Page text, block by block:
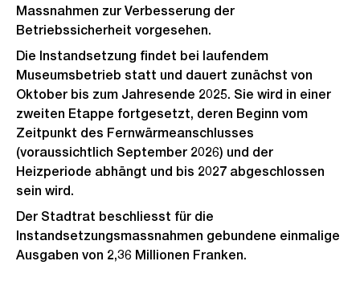
Massnahmen zur Verbesserung der
Betriebssicherheit vorgesehen.
Die Instandsetzung findet bei laufendem
Museumsbetrieb statt und dauert zunächst von
Oktober bis zum Jahresende 2025. Sie wird in einer
zweiten Etappe fortgesetzt, deren Beginn vom
Zeitpunkt des Fernwärmeanschlusses
(voraussichtlich September 2026) und der
Heizperiode abhängt und bis 2027 abgeschlossen
sein wird.
Der Stadtrat beschliesst für die
Instandsetzungsmassnahmen gebundene einmalige
Ausgaben von 2,36 Millionen Franken.